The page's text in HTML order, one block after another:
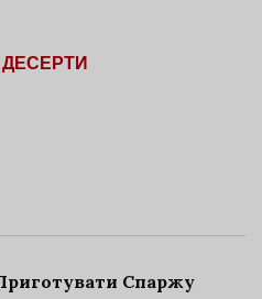
Спаржу